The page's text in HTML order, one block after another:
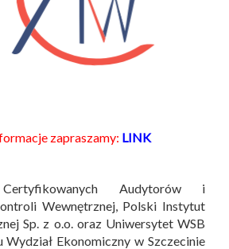
zapraszamy: LINK
Certyfikowanych Audytorów i
Wewnętrznej, Polski Instytut
Sp. z o.o. oraz Uniwersytet WSB
Ekonomiczny w Szczecinie